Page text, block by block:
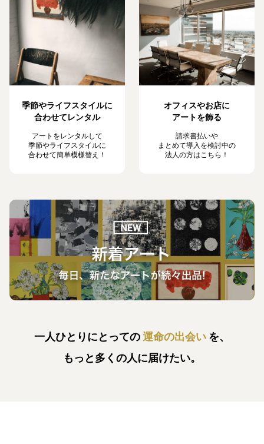
季節やライフスタイルに
合わせてレンタル
アートをレンタルして
季節やライフスタイルに
合わせて簡単模様替え！
オフィスやお店に
アートを飾る
請求書払いや
まとめて導入を検討中の
法人の方はこちら！
一人ひとりにとっての運命の出会い を、
もっと多くの人に届けたい。